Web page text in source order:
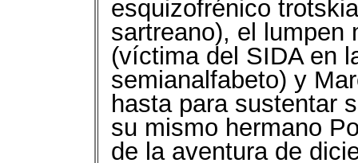
esquizofrénico
sartreano), el lumpen
(víctima del SIDA en
semianalfabeto) y
hasta para sustentar
su mismo hermano
de la aventura de